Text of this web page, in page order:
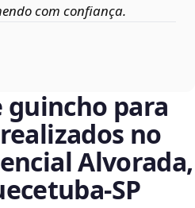
com confiança.
guincho para
no
Alvorada,